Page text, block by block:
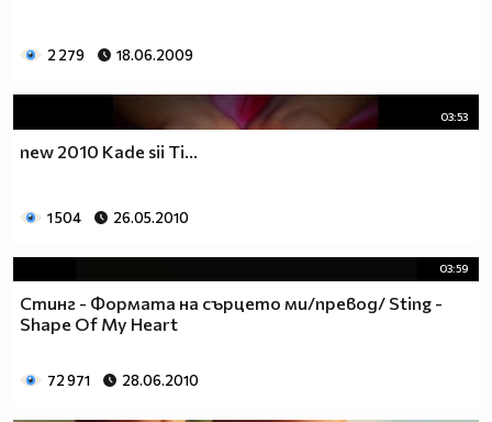
2 279 18.06.2009
03:53
new 2010 Kade sii Ti...
1 504 26.05.2010
03:59
Стинг - Формата на сърцето ми/превод/ Sting -
Shape Of My Heart
72 971 28.06.2010